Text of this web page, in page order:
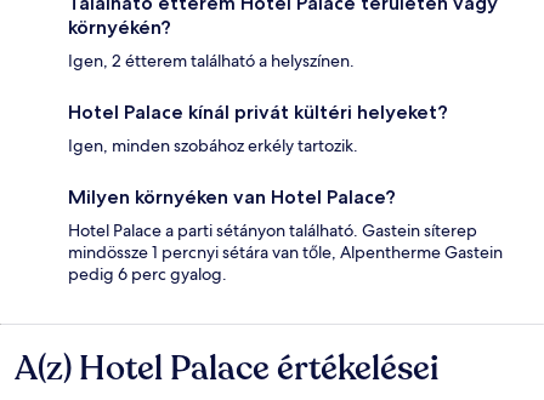
környékén?
Igen, 2 étterem található a helyszínen.
Hotel Palace kínál privát kültéri helyeket?
Igen, minden szobához erkély tartozik.
Milyen környéken van Hotel Palace?
Hotel Palace a parti sétányon található. Gastein síterep
mindössze 1 percnyi sétára van tőle, Alpentherme Gastein
pedig 6 perc gyalog.
Értékelések
A(z) Hotel Palace értékelései